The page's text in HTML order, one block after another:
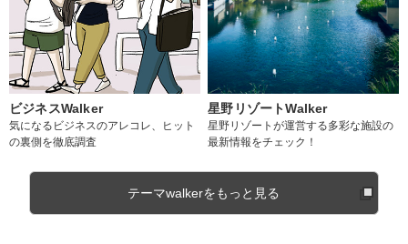
ビジネスWalker
気になるビジネスのアレコレ、ヒット
の裏側を徹底調査
星野リゾートWalker
星野リゾートが運営する多彩な施設の
最新情報をチェック！
テーマwalkerをもっと見る